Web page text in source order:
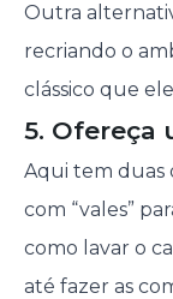
Outra
recriando o
clássico que
5. Ofereça
Aqui tem duas
com “vales”
como lavar o
até fazer as